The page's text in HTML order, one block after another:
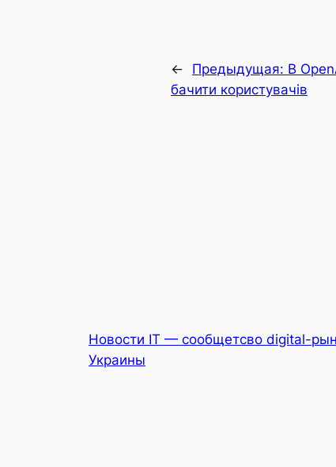
← Предыдущая: В
бачити користувачів
Новости IT — сообщетсво digital-
Украины